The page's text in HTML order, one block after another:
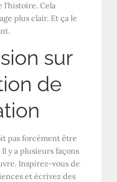
l'histoire. Cela
plus clair. Et ça le
sur
de
pas forcément être
y a plusieurs façons
Inspirez-vous de
et écrivez des